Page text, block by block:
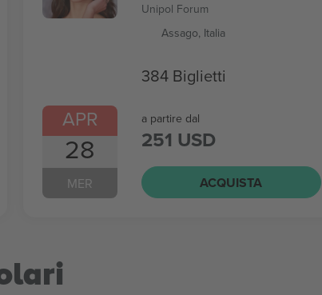
APR
28
MER
Unipol Forum
Assago, Italia
384 Biglietti
a partire dal
251 USD
ACQUISTA